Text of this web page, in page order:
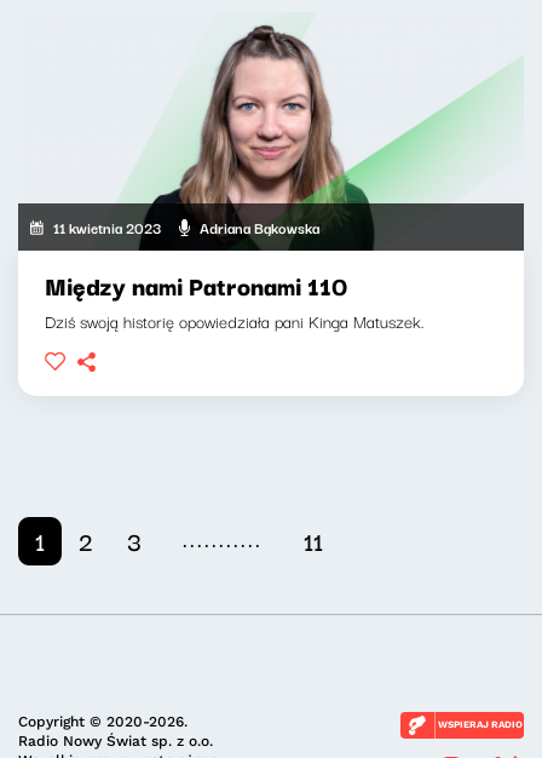
11 kwietnia 2023 Adriana Bąkowska
Między nami Patronami 110
Dziś swoją historię opowiedziała pani Kinga Matuszek.
1 2 3 ........... 11
Copyright © 2020-2026.
Radio Nowy Świat sp. z o.o.
WSPIERAJ RADIO